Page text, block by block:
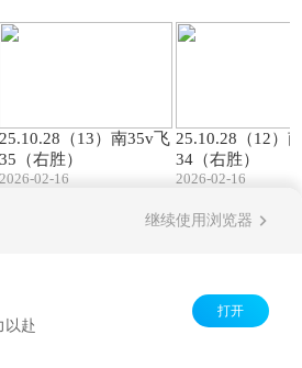
25.10.28（13）南35v飞
35（右胜）
2026-02-16
25.10.28（12）
34（右胜）
2026-02-16
继续使用浏览器
以赴
打开